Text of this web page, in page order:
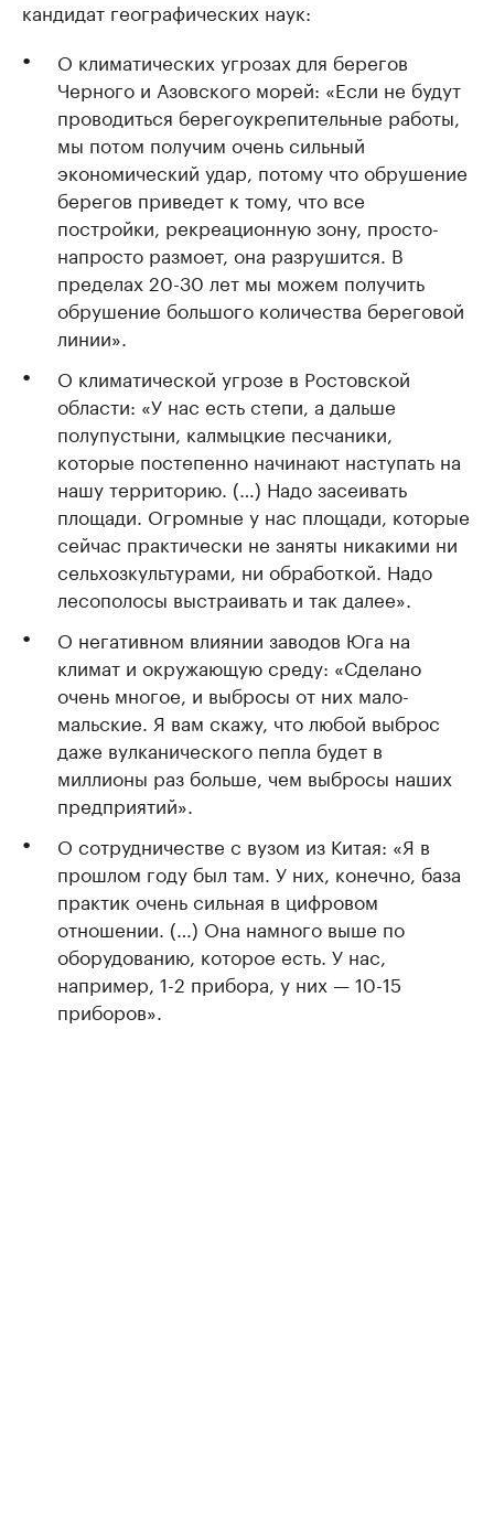
кандидат географических наук:
О климатических угрозах для берегов
Черного и Азовского морей: «Если не будут
проводиться берегоукрепительные работы,
мы потом получим очень сильный
экономический удар, потому что обрушение
берегов приведет к тому, что все
постройки, рекреационную зону, просто-
напросто размоет, она разрушится. В
пределах 20-30 лет мы можем получить
обрушение большого количества береговой
линии».
О климатической угрозе в Ростовской
области: «У нас есть степи, а дальше
полупустыни, калмыцкие песчаники,
которые постепенно начинают наступать на
нашу территорию. (…) Надо засеивать
площади. Огромные у нас площади, которые
сейчас практически не заняты никакими ни
сельхозкультурами, ни обработкой. Надо
лесополосы выстраивать и так далее».
О негативном влиянии заводов Юга на
климат и окружающую среду: «Сделано
очень многое, и выбросы от них мало-
мальские. Я вам скажу, что любой выброс
даже вулканического пепла будет в
миллионы раз больше, чем выбросы наших
предприятий».
О сотрудничестве с вузом из Китая: «Я в
прошлом году был там. У них, конечно, база
практик очень сильная в цифровом
отношении. (…) Она намного выше по
оборудованию, которое есть. У нас,
например, 1-2 прибора, у них — 10-15
приборов».